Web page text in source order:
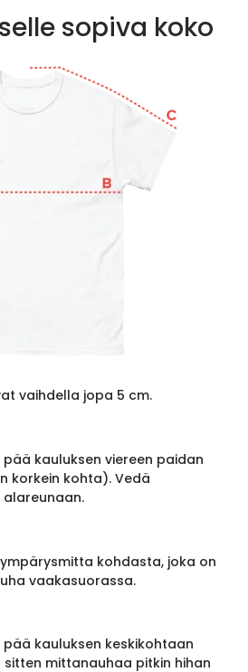
sopiva koko
vaihdella jopa 5 cm.
kauluksen viereen paidan
korkein kohta). Vedä
kohdasta, joka on
vaakasuorassa.
kauluksen keskikohtaan
mittanauhaa pitkin hihan